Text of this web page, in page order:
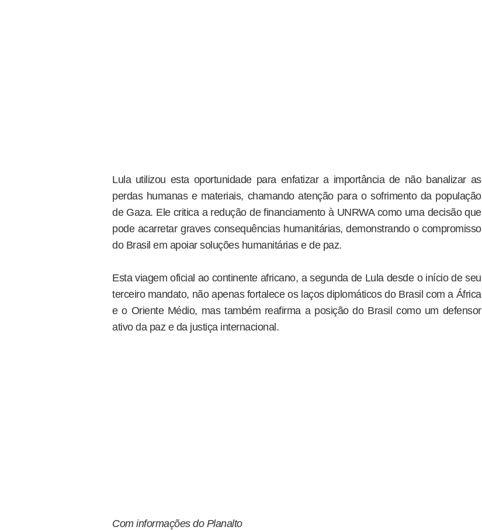
Lula utilizou esta oportunidade para enfatizar a importância de não banalizar as
perdas humanas e materiais, chamando atenção para o sofrimento da população
de Gaza. Ele critica a redução de financiamento à UNRWA como uma decisão que
pode acarretar graves consequências humanitárias, demonstrando o compromisso
do Brasil em apoiar soluções humanitárias e de paz.
Esta viagem oficial ao continente africano, a segunda de Lula desde o início de seu
terceiro mandato, não apenas fortalece os laços diplomáticos do Brasil com a África
e o Oriente Médio, mas também reafirma a posição do Brasil como um defensor
ativo da paz e da justiça internacional.
Com informações do Planalto